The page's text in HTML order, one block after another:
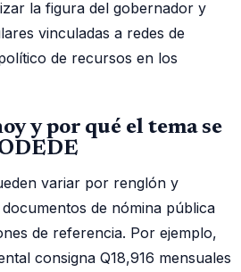
la figura del gobernador y
vinculadas a redes de
de recursos en los
y por qué el tema se
variar por renglón y
de nómina pública
de referencia. Por ejemplo,
consigna Q18,916 mensuales